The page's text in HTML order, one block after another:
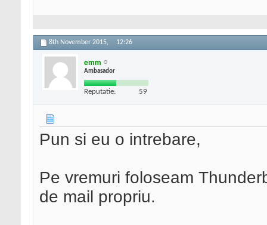
8th November 2015, 12:26
emm
Ambasador
Reputatie: 59
Pun si eu o intrebare,
Pe vremuri foloseam
de mail propriu.